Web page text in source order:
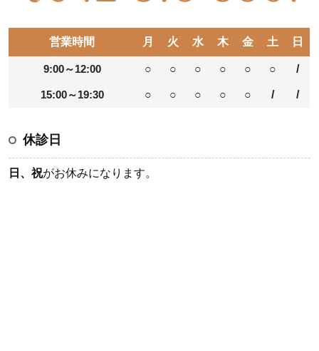
営業時間 月 火 水 木 金 土 日
9:00～12:00 ○ ○ ○ ○ ○ ○ /
15:00～19:30 ○ ○ ○ ○ ○ / /
休診日
日、祝がお休みになります。